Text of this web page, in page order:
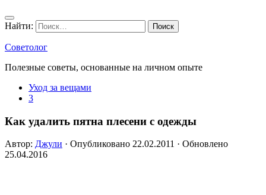
Найти:
Советолог
Полезные советы, основанные на личном опыте
Уход за вещами
3
Как удалить пятна плесени с одежды
Автор: Джули · Опубликовано 22.02.2011 · Обновлено
25.04.2016